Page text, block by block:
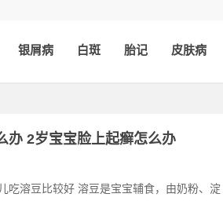
银屑病 白斑 胎记 皮肤病
办 2岁宝宝脸上起癣怎么办
吃溶豆比较好 溶豆是宝宝辅食，由奶粉、淀